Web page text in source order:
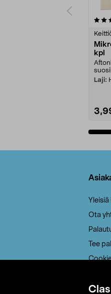
kpl
Laji:
Yleisiä
Ota
Tee